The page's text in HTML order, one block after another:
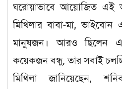
ঘরোয়াভাবে আয়োজিত এই
মিথিলার বাবা-মা, ভাইবোন
মানুষজন। আরও ছিলেন
কয়েকজন বন্ধু, তার সবাই
মিথিলা জানিয়েছেন,